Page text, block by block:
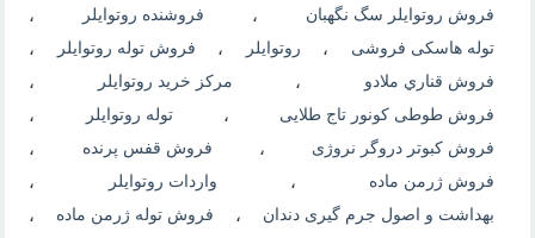
فروش روتوایلر سگ نگهبان ، فروشنده روتوایلر ،
توله هاسکی فروشی ، روتوایلر ، فروش توله روتوایلر ،
فروش قناري ملادو ، مرکز خرید روتوایلر ،
فروش طوطی کونور تاج طلایی ، توله روتوایلر ،
فروش کبوتر دروگر نروژی ، فروش قفس پرنده ،
فروش ژرمن ماده ، واردات روتوایلر ،
بهداشت و اصول جرم گیری دندان ، فروش توله ژرمن ماده ،